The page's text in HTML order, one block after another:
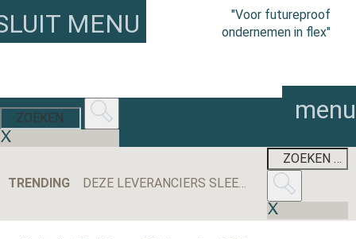
"Voor futureproof
ondernemen in flex"
MENU
menu
TRENDING DEZE LEVERANCIERS SLEEPTEN DE MEESTE AANBESTEDINGEN BINNEN IN 2025